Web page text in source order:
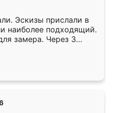
Эскизы прислали в
наиболее подходящий.
замера. Через 3
готова. Остались
Ренессанс
работу!